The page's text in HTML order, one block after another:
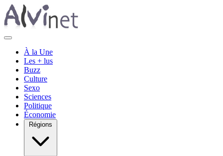
À la Une
Les + lus
Buzz
Culture
Sexo
Sciences
Politique
Économie
Régions